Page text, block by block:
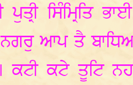
ਪੁਤ੍ਰੀ ਸਿੰਮ੍ਰਿਤਿ
ਆਪ ਤੈ
ਕਟੀ ਕਟੇ ਤੂਟਿ